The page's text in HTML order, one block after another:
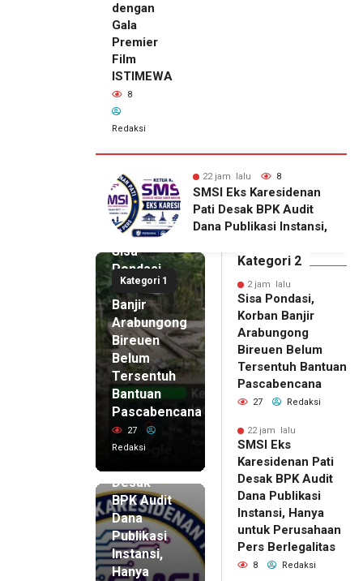
dengan
Gala
Premier
Film
ISTIMEWA
8
Redaksi
22 jam lalu 8
Ketum DPP IKAPPI
Sambangi Pasar
Tradisional Surabaya,
Gala Premier Film
ISTIMEWA
Kategori 1
2 jam lalu
Sisa
Pondasi,
Korban
Banjir
Arabungong
Bireuen
Belum
Tersentuh
Bantuan
Pascabencana
27
Redaksi
22 jam lalu
SMSI Eks
Karesidenan
Desak
BPK Audit
Dana
Publikasi
Instansi,
Hanya
Kategori 2
2 jam lalu
Sisa Pondasi,
Korban Banjir
Arabungong
Bireuen Belum
Tersentuh Bantuan
Pascabencana
27 Redaksi
22 jam lalu
SMSI Eks
Karesidenan Pati
Desak BPK Audit
Dana Publikasi
Instansi, Hanya
untuk Perusahaan
Pers Berlegalitas
8 Redaksi